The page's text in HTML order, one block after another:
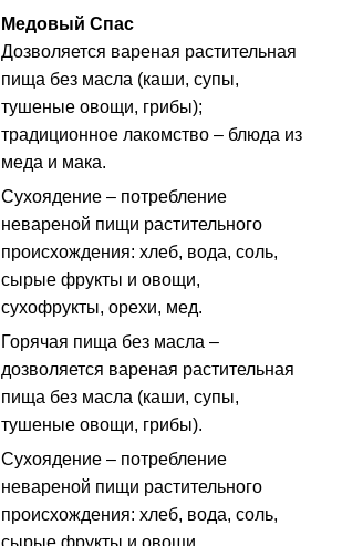
Медовый Спас
Дозволяется вареная растительная
пища без масла (каши, супы,
тушеные овощи, грибы);
традиционное лакомство – блюда из
меда и мака.
Сухоядение – потребление
невареной пищи растительного
происхождения: хлеб, вода, соль,
сырые фрукты и овощи,
сухофрукты, орехи, мед.
Горячая пища без масла –
дозволяется вареная растительная
пища без масла (каши, супы,
тушеные овощи, грибы).
Сухоядение – потребление
невареной пищи растительного
происхождения: хлеб, вода, соль,
сырые фрукты и овощи,